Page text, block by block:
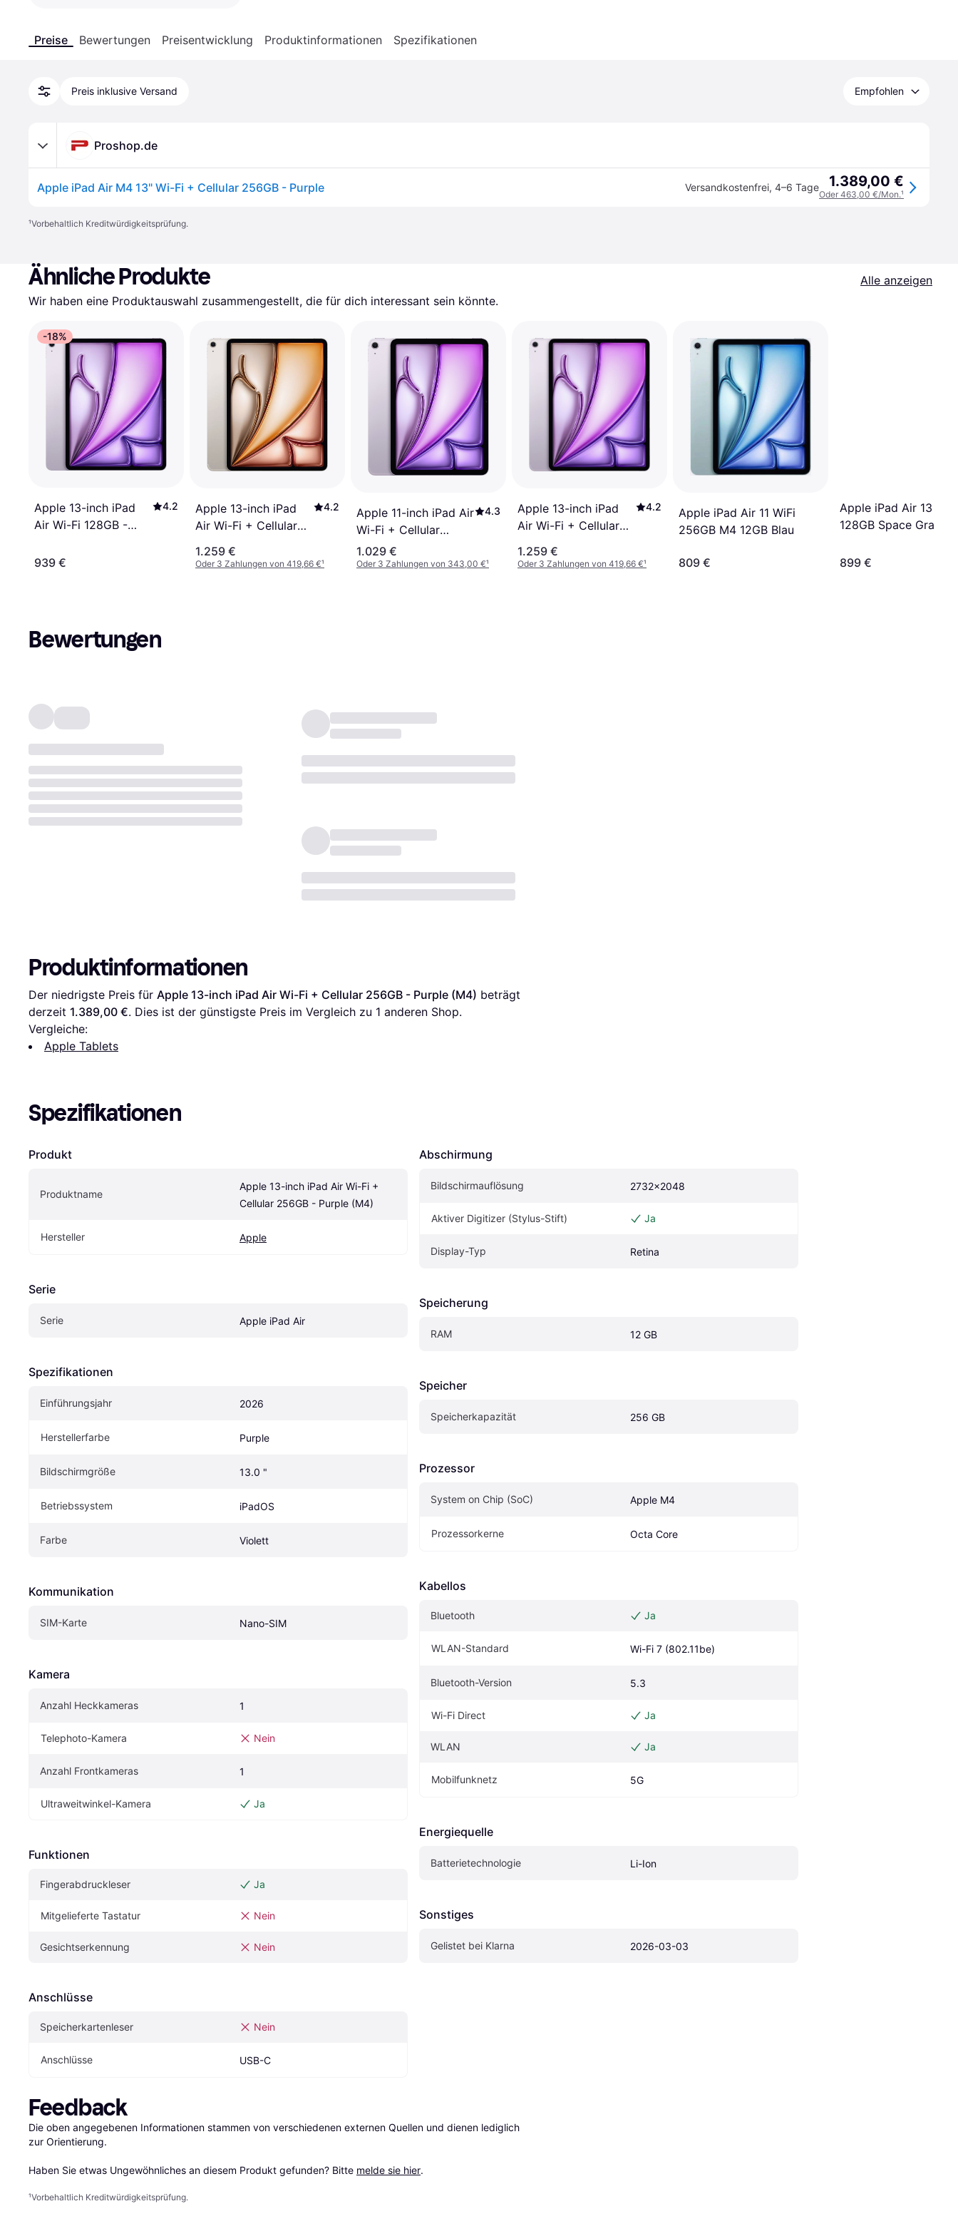
Preise Bewertungen Preisentwicklung Produktinformationen Spezifikationen
Preis inklusive Versand Empfohlen
Proshop.de
Apple iPad Air M4 13" Wi-Fi + Cellular 256GB - Purple Versandkostenfrei, 4–6 Tage 1.389,00 €
Oder 463,00 €/Mon.¹
¹Vorbehaltlich Kreditwürdigkeitsprüfung.
Ähnliche Produkte
Alle anzeigen
Wir haben eine Produktauswahl zusammengestellt, die für dich interessant sein könnte.
-18%
Apple 13-inch iPad
Air Wi-Fi 128GB -
4.2
939 €
Apple 13-inch iPad
Air Wi-Fi + Cellular
(M4)
4.2
1.259 €
Oder 3 Zahlungen von 419,66 €¹
Apple 11-inch iPad Air
Wi-Fi + Cellular
128GB - Purple (M4)
4.3
1.029 €
Oder 3 Zahlungen von 343,00 €¹
Apple 13-inch iPad
Air Wi-Fi + Cellular
4.2
1.259 €
Oder 3 Zahlungen von 419,66 €¹
Apple iPad Air 11 WiFi
256GB M4 12GB Blau
809 €
Apple iPad Air 13 Wi-
128GB Space Grau
899 €
Bewertungen
Produktinformationen
Der niedrigste Preis für Apple 13-inch iPad Air Wi-Fi + Cellular 256GB - Purple (M4) beträgt
derzeit 1.389,00 €. Dies ist der günstigste Preis im Vergleich zu 1 anderen Shop.
Vergleiche:
Apple Tablets
Spezifikationen
Produkt
Produktname
Apple 13-inch iPad Air Wi-Fi +
Cellular 256GB - Purple (M4)
Hersteller Apple
Serie
Serie Apple iPad Air
Spezifikationen
Einführungsjahr 2026
Herstellerfarbe Purple
Bildschirmgröße 13.0 "
Betriebssystem iPadOS
Farbe Violett
Kommunikation
SIM-Karte Nano-SIM
Kamera
Anzahl Heckkameras 1
Telephoto-Kamera Nein
Anzahl Frontkameras 1
Ultraweitwinkel-Kamera Ja
Funktionen
Fingerabdruckleser Ja
Mitgelieferte Tastatur Nein
Gesichtserkennung Nein
Anschlüsse
Speicherkartenleser Nein
Anschlüsse USB-C
Abschirmung
Bildschirmauflösung 2732x2048
Aktiver Digitizer (Stylus-Stift) Ja
Display-Typ Retina
Speicherung
RAM 12 GB
Speicher
Speicherkapazität 256 GB
Prozessor
System on Chip (SoC) Apple M4
Prozessorkerne Octa Core
Kabellos
Bluetooth Ja
WLAN-Standard Wi-Fi 7 (802.11be)
Bluetooth-Version 5.3
Wi-Fi Direct Ja
WLAN Ja
Mobilfunknetz 5G
Energiequelle
Batterietechnologie Li-Ion
Sonstiges
Gelistet bei Klarna 2026-03-03
Feedback
Die oben angegebenen Informationen stammen von verschiedenen externen Quellen und dienen lediglich
zur Orientierung.
Haben Sie etwas Ungewöhnliches an diesem Produkt gefunden? Bitte melde sie hier.
¹Vorbehaltlich Kreditwürdigkeitsprüfung.